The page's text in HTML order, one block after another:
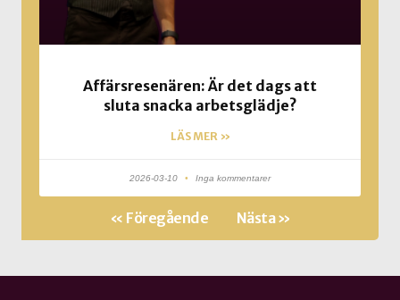
Affärsresenären: Är det dags att
sluta snacka arbetsglädje?
LÄS MER »
2026-03-10 Inga kommentarer
« Föregående Nästa »